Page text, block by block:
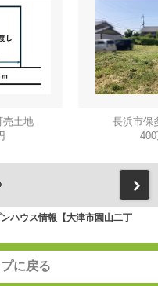
売土地
長浜市保
ハウス情報【大津市園山二丁
に戻る